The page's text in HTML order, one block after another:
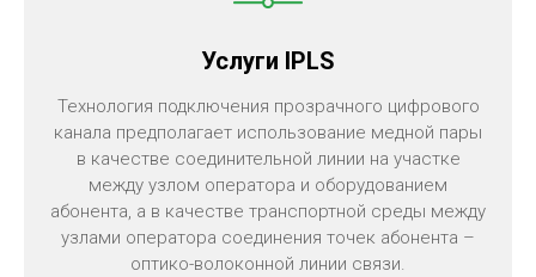
Услуги IPLS
Технология подключения прозрачного цифрового
канала предполагает использование медной пары
в качестве соединительной линии на участке
между узлом оператора и оборудованием
абонента, а в качестве транспортной среды между
узлами оператора соединения точек абонента –
оптико-волоконной линии связи.